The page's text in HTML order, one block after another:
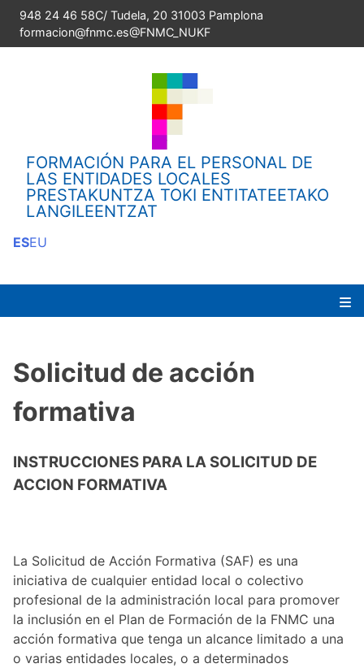
Skip
content
948 24 46 58C/ Tudela, 20 31003 Pamplona
formacion@fnmc.es@FNMC_NUKF
FORMACIÓN PARA EL PERSONAL DE
LAS ENTIDADES LOCALES
PRESTAKUNTZA TOKI ENTITATEETAKO
LANGILEENTZAT
ESEU
Solicitud de acción
formativa
INSTRUCCIONES PARA LA SOLICITUD DE
ACCION FORMATIVA
La Solicitud de Acción Formativa (SAF) es una
iniciativa de cualquier entidad local o colectivo
profesional de la administración local para promover
la inclusión en el Plan de Formación de la FNMC una
acción formativa que tenga un alcance limitado a una
o varias entidades locales, o a determinados